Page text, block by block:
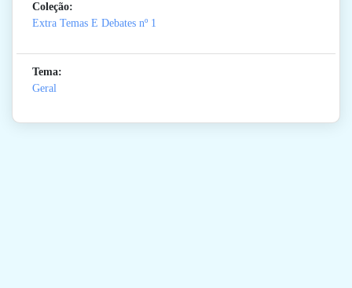
Coleção:
Extra Temas E Debates nº 1
Tema:
Geral